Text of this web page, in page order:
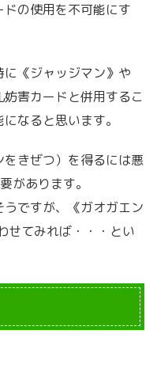
の使用を不可能にす
《ジャッジマン》や
妨害カードと併用するこ
なると思います。
きぜつ）を得るには悪
があります。
ですが、《ガオガエン
せてみれば・・・とい